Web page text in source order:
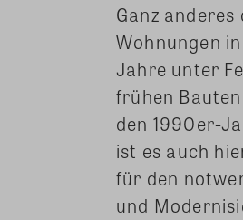
Ganz
Wohnungen
Jahre unter
frühen
den 1990er-
ist es auch
für den
und